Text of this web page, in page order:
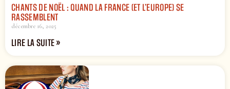
CHANTS DE NOËL : QUAND LA FRANCE (ET L’EUROPE) SE
RASSEMBLENT
décembre 16, 2025
LIRE LA SUITE »